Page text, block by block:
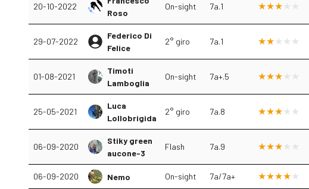
20-10-2022
Roso
On-sight 7a.1
29-07-2022
Federico Di
Felice
2° giro 7a.1
01-08-2021
Timoti
Lamboglia
On-sight 7a+.5
25-05-2021
Luca
Lollobrigida
2° giro 7a.8
06-09-2020
Stiky green
aucone-3
Flash 7a.9
06-09-2020 Nemo On-sight 7a/7a+